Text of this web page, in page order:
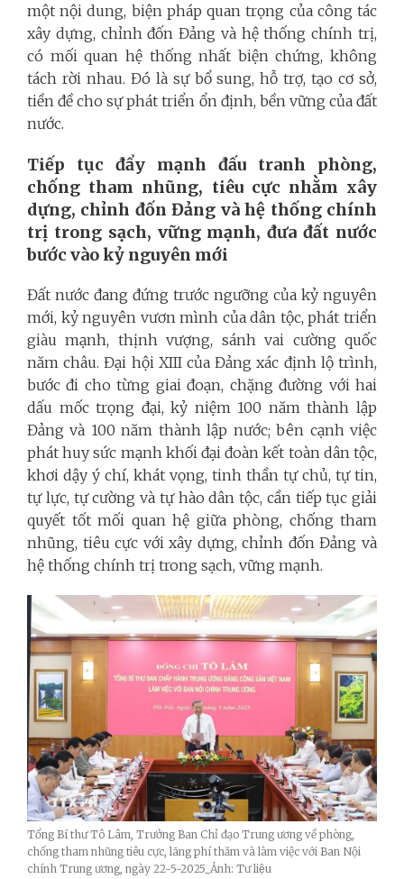
một nội dung, biện pháp quan trọng của công tác
xây dựng, chỉnh đốn Đảng và hệ thống chính trị,
có mối quan hệ thống nhất biện chứng, không
tách rời nhau. Đó là sự bổ sung, hỗ trợ, tạo cơ sở,
tiền đề cho sự phát triển ổn định, bền vững của đất
nước.
Tiếp tục đẩy mạnh đấu tranh phòng,
chống tham nhũng, tiêu cực nhằm xây
dựng, chỉnh đốn Đảng và hệ thống chính
trị trong sạch, vững mạnh, đưa đất nước
bước vào kỷ nguyên mới
Đất nước đang đứng trước ngưỡng của kỷ nguyên
mới, kỷ nguyên vươn mình của dân tộc, phát triển
giàu mạnh, thịnh vượng, sánh vai cường quốc
năm châu. Đại hội XIII của Đảng xác định lộ trình,
bước đi cho từng giai đoạn, chặng đường với hai
dấu mốc trọng đại, kỷ niệm 100 năm thành lập
Đảng và 100 năm thành lập nước; bên cạnh việc
phát huy sức mạnh khối đại đoàn kết toàn dân tộc,
khơi dậy ý chí, khát vọng, tinh thần tự chủ, tự tin,
tự lực, tự cường và tự hào dân tộc, cần tiếp tục giải
quyết tốt mối quan hệ giữa phòng, chống tham
nhũng, tiêu cực với xây dựng, chỉnh đốn Đảng và
hệ thống chính trị trong sạch, vững mạnh.
Tổng Bí thư Tô Lâm, Trưởng Ban Chỉ đạo Trung ương về phòng,
chống tham nhũng tiêu cực, lãng phí thăm và làm việc với Ban Nội
chính Trung ương, ngày 22-5-2025_Ảnh: Tư liệu